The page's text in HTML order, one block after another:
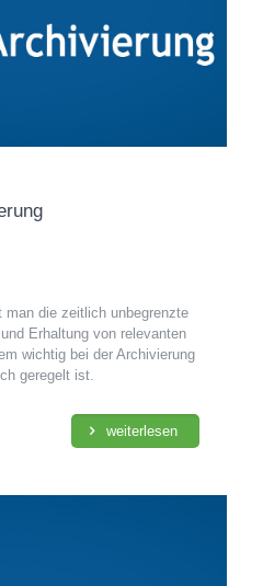
man die zeitlich unbegrenzte
Erhaltung von relevanten
wichtig bei der Archivierung
geregelt ist.
weiterlesen